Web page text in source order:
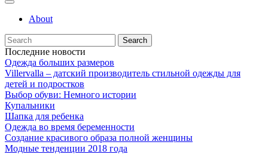
About
Search
for:
Последние новости
Одежда больших размеров
Villervalla – датский производитель стильной одежды для
детей и подростков
Выбор обуви: Немного истории
Купальники
Шапка для ребенка
Одежда во время беременности
Создание красивого образа полной женщины
Модные тенденции 2018 года